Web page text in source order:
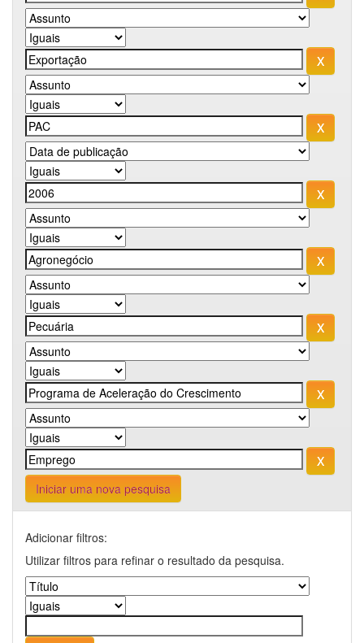
Iniciar uma nova pesquisa
Adicionar filtros:
Utilizar filtros para refinar o resultado da pesquisa.